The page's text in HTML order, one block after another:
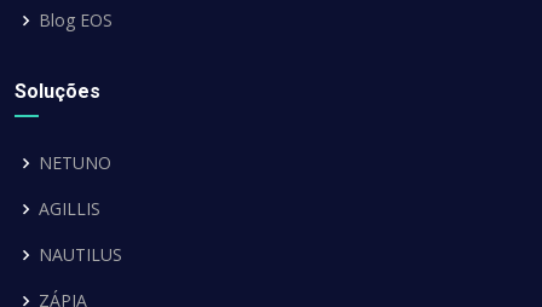
Blog EOS
Soluções
NETUNO
AGILLIS
NAUTILUS
ZÁPIA